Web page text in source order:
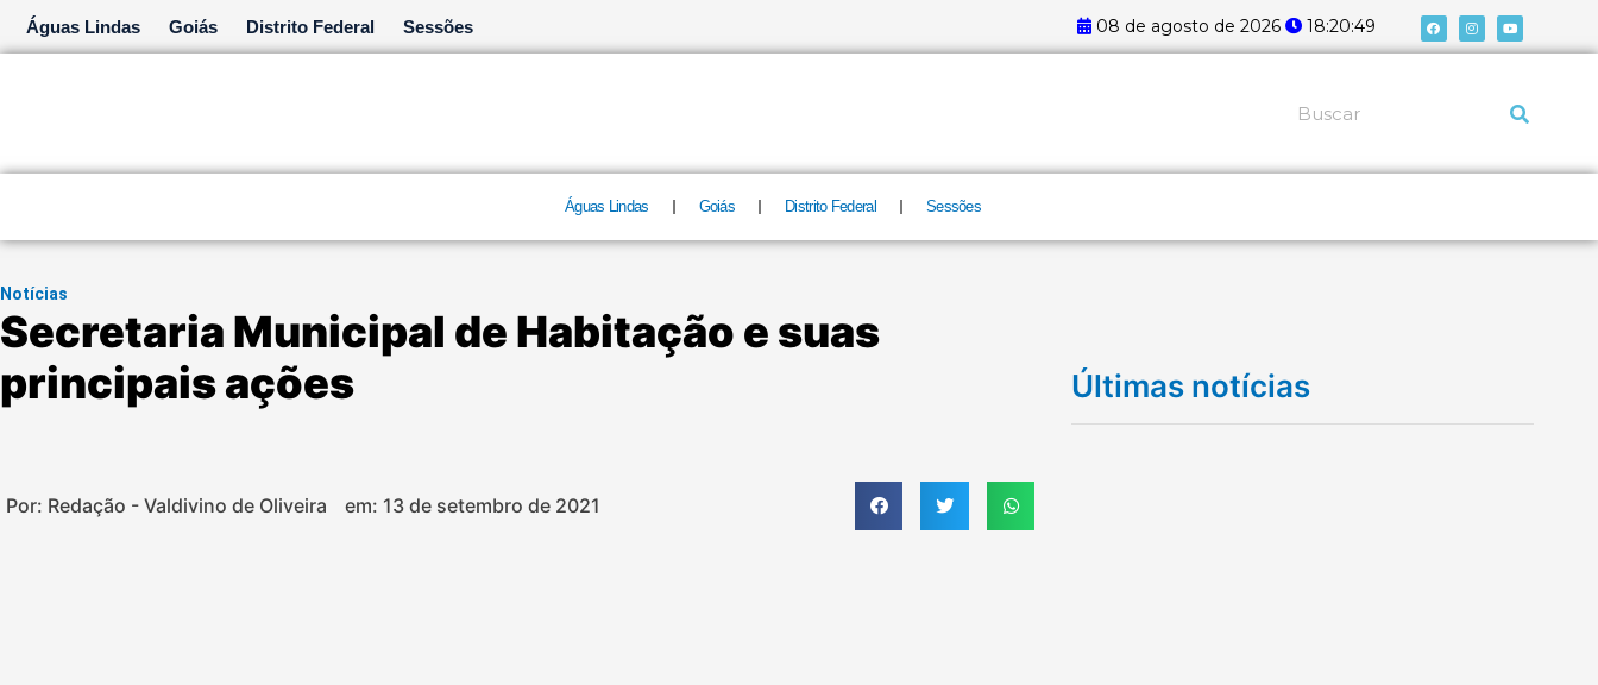
para
Águas Lindas Goiás Distrito Federal Sessões 08 de agosto de 2026 18:20:49 F
a
c
e
I
n
s
t
Y
o
u
t
Pesquisar
Águas Lindas Goiás Distrito Federal Sessões
Notícias
Secretaria Municipal de Habitação e suas
principais ações
Por: Redação - Valdivino de Oliveira em: 13 de setembro de 2021
Últimas notícias